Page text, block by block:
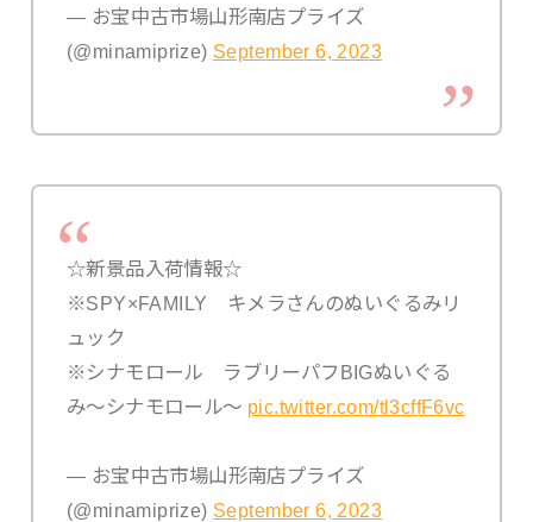
— お宝中古市場山形南店プライズ
(@minamiprize) September 6, 2023
☆新景品入荷情報☆
※SPY×FAMILY キメラさんのぬいぐるみリ
ュック
※シナモロール ラブリーパフBIGぬいぐる
み～シナモロール～ pic.twitter.com/tl3cffF6vc
— お宝中古市場山形南店プライズ
(@minamiprize) September 6, 2023